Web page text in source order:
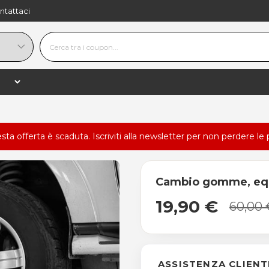
offerta è scaduta. Iscriviti alla newsletter per non perdere le
Cambio gomme,
19,90 € 60,00
ASSISTENZA